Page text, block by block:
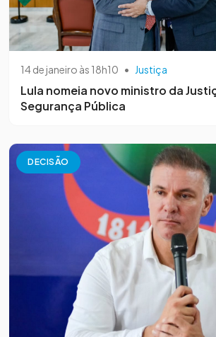
14 de janeiro às 18h10 • Justiça
Lula nomeia novo ministro da
Segurança Pública
DECISÃO